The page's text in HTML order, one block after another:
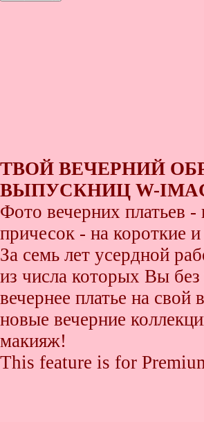
ТВОЙ ВЕЧЕРНИЙ
ВЫПУСКНИЦ W-
Фото вечерних платьев
причесок - на короткие
За семь лет усердной
из числа которых Вы без
вечернее платье на
новые вечерние
макияж!
This feature is for